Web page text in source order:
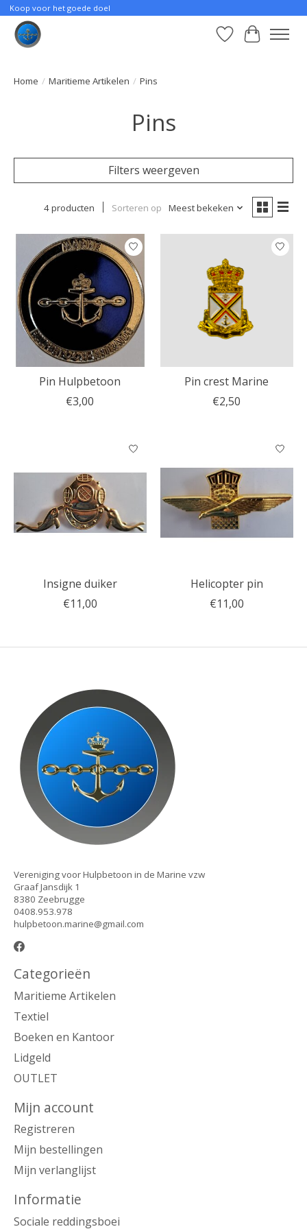
Koop voor het goede doel
Verlanglijst
Home / Maritieme Artikelen / Pins
Pins
Filters weergeven
4 producten Sorteren op Meest bekeken
Pin Hulpbetoon
€3,00
Pin crest Marine
€2,50
Insigne duiker
€11,00
Helicopter pin
€11,00
Vereniging voor Hulpbetoon in de Marine vzw
Graaf Jansdijk 1
8380 Zeebrugge
0408.953.978
hulpbetoon.marine@gmail.com
Categorieën
Maritieme Artikelen
Textiel
Boeken en Kantoor
Lidgeld
OUTLET
Mijn account
Registreren
Mijn bestellingen
Mijn verlanglijst
Informatie
Sociale reddingsboei